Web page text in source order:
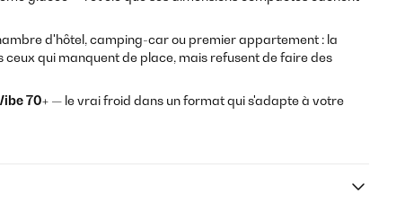
d'hôtel, camping-car ou premier appartement : la
ceux qui manquent de place, mais refusent de faire des
70+ — le vrai froid dans un format qui s'adapte à votre